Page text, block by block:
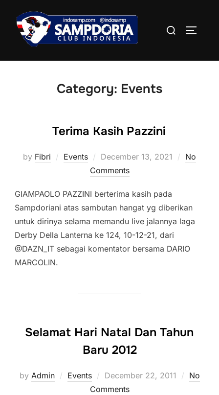
content
Search
Category: Events
Terima Kasih Pazzini
by Fibri Events
Posted
on
December 13, 2021
No
Comments
GIAMPAOLO PAZZINI berterima kasih pada
Sampdoriani atas sambutan hangat yg diberikan
untuk dirinya selama memandu live jalannya laga
Derby Della Lanterna ke 124, 10-12-21, dari
@DAZN_IT sebagai komentator bersama DARIO
MARCOLIN.
Selamat Hari Natal Dan Tahun
Baru 2012
by Admin Events
Posted
on
December 22, 2011
No
Comments